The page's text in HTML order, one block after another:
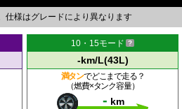
仕様はグレードにより異なります
10・15モード
-km/L(43L)
満タンでどこまで走る？
（燃費×タンク容量）
- km